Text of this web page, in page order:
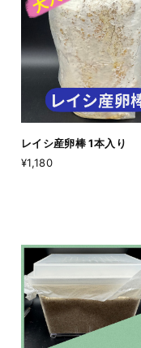
レイシ産卵棒 1本入り
¥1,180